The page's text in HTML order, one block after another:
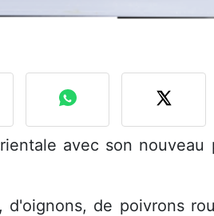
avec son nouveau
de poivrons